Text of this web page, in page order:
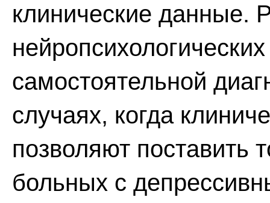
клинические данные.
самостоятельной
случаях, когда
позволяют поставить
больных с